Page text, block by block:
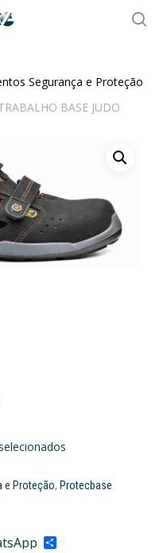
Segurança e Proteção
BASE JUDO
e Proteção, Protecbase
Share